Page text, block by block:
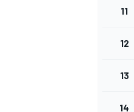
11
12
13
14